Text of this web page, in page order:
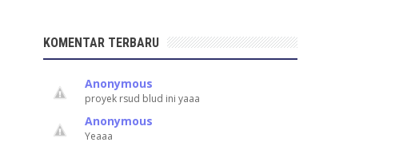
KOMENTAR TERBARU
Anonymous
proyek rsud blud ini yaaa
Anonymous
Yeaaa